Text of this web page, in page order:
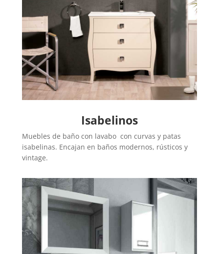
Isabelinos
Muebles de baño con lavabo con curvas y patas
isabelinas. Encajan en baños modernos, rústicos y
vintage.